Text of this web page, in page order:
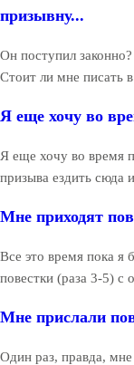
призывну...
Он поступил
Стоит ли мне писать
Я еще хочу во
Я еще хочу во время
призыва ездить сюда
Мне приходят
Все это время пока я
повестки (раза 3-5)
Мне прислали
Один раз, правда, мне